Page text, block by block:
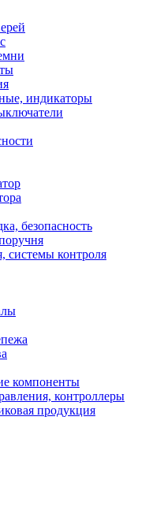
индикаторы
безопасность
системы контроля
компоненты
контроллеры
продукция